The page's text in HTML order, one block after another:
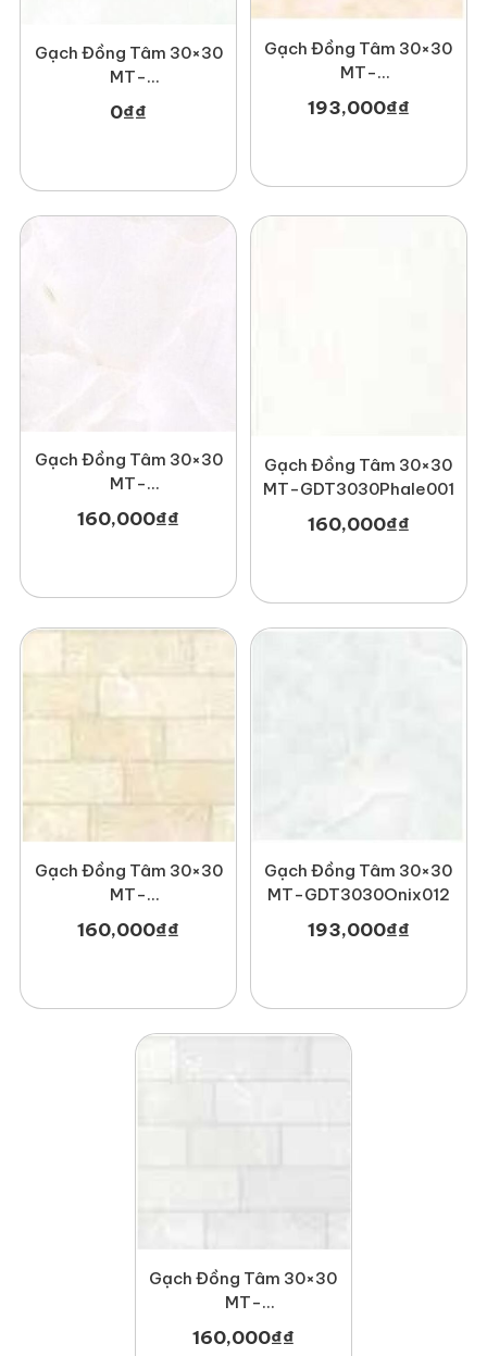
Gạch Đồng Tâm 30×30
MT-
GDT3030Phale002
0₫₫
Gạch Đồng Tâm 30×30
MT-
193,000₫₫
Gạch Đồng Tâm 30×30
MT-
GDT3030Haivan001
160,000₫₫
Gạch Đồng Tâm 30×30
MT-GDT3030Phale001
160,000₫₫
Gạch Đồng Tâm 30×30
MT-
160,000₫₫
Gạch Đồng Tâm 30×30
MT-GDT3030Onix012
193,000₫₫
Gạch Đồng Tâm 30×30
MT-
GDT3030Hoada002
160,000₫₫